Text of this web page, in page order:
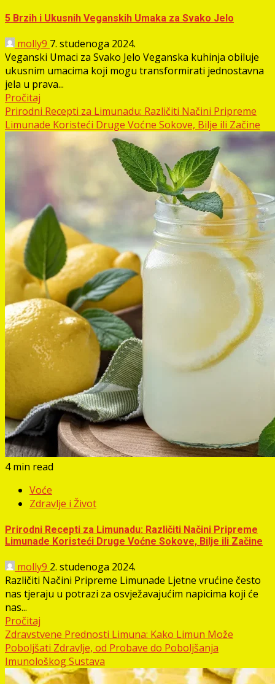
5 Brzih i Ukusnih Veganskih Umaka za Svako Jelo
molly9 7. studenoga 2024.
Veganski Umaci za Svako Jelo Veganska kuhinja obiluje
ukusnim umacima koji mogu transformirati jednostavna
jela u prava...
Pročitaj
Prirodni Recepti za Limunadu: Različiti Načini Pripreme
Limunade Koristeći Druge Voćne Sokove, Bilje ili Začine
4 min read
Voće
Zdravlje i Život
Prirodni Recepti za Limunadu: Različiti Načini Pripreme
Limunade Koristeći Druge Voćne Sokove, Bilje ili Začine
molly9 2. studenoga 2024.
Različiti Načini Pripreme Limunade Ljetne vrućine često
nas tjeraju u potrazi za osvježavajućim napicima koji će
nas...
Pročitaj
Zdravstvene Prednosti Limuna: Kako Limun Može
Poboljšati Zdravlje, od Probave do Poboljšanja
Imunološkog Sustava